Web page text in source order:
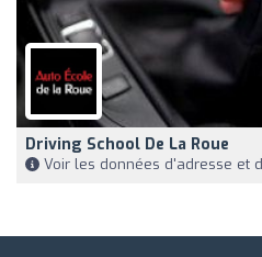
Driving School De La Roue
Voir les données d'adresse et